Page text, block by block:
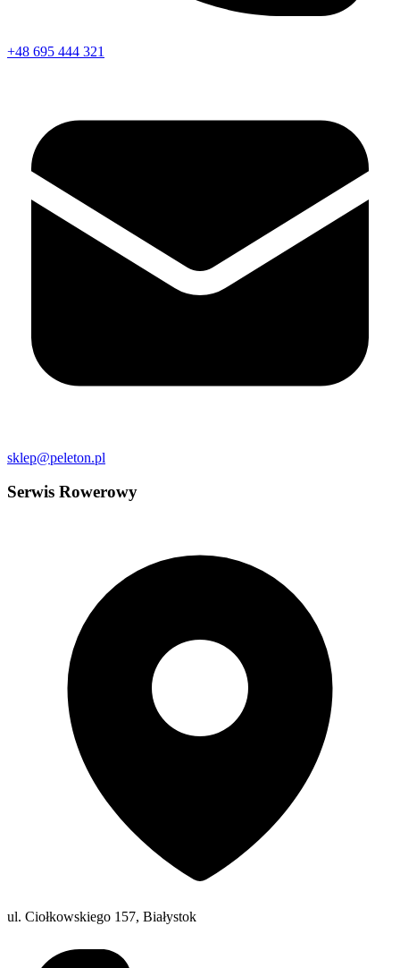
+48 695 444 321
sklep@peleton.pl
Serwis Rowerowy
ul. Ciołkowskiego 157, Białystok